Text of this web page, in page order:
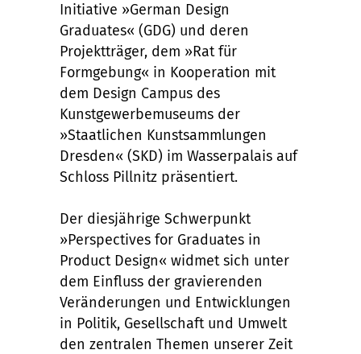
Initiative »German Design
Graduates« (GDG) und deren
Projektträger, dem »Rat für
Formgebung« in Kooperation mit
dem Design Campus des
Kunstgewerbemuseums der
»Staatlichen Kunstsammlungen
Dresden« (SKD) im Wasserpalais auf
Schloss Pillnitz präsentiert.
Der diesjährige Schwerpunkt
»Perspectives for Graduates in
Product Design« widmet sich unter
dem Einfluss der gravierenden
Veränderungen und Entwicklungen
in Politik, Gesellschaft und Umwelt
den zentralen Themen unserer Zeit